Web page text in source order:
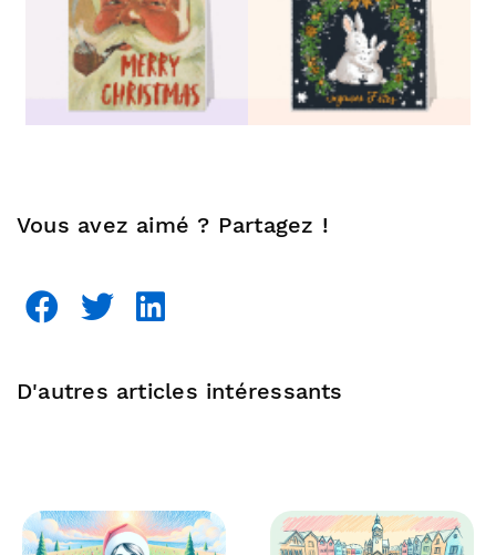
Vous avez aimé ? Partagez !
D'autres articles intéressants